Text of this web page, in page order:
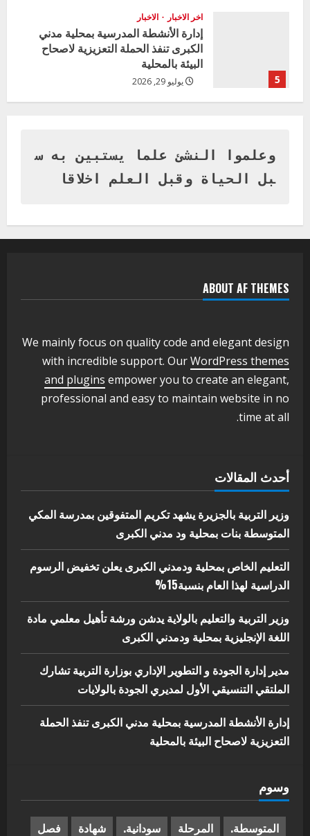
5
اخر الاخبار الاخبار
إدارة الأنشطة المدرسية بمحلية مدني
الكبرى تنفذ الحملة التعزيزية لاصحاح
البيئة بالمحلية
يوليو 29, 2026
بنات بمحلية ود مدني الكبرى
أغسطس 3, 2026
يعلن تخفيض الرسوم الدراسية لهذا العام
بنسبة15%
3
وزير التربية والتعليم بالولاية يدشن ورشة
أغسطس 3, 2026
اخر الاخبار الاخبار
مدير إدارة الجودة و التطوير الإداري
بوزارة التربية تشارك الملتقي التنسيقي
5
البيئة بالمحلية
يوليو 29, 2026
وعلموا النشئ علما يستبين به س
بل الحياة وقبل العلم اخلاقا
ABOUT AF THEMES
We mainly focus on quality code and elegant design
with incredible support. OurWordPress themes
and plugins empower you to create an elegant,
professional and easy to maintain website in no
time at all.
أحدث المقالات
وزير التربية بالجزيرة يشهد تكريم المتفوقين بمدرسة المكي
المتوسطة بنات بمحلية ود مدني الكبرى
التعليم الخاص بمحلية ودمدني الكبرى يعلن تخفيض الرسوم
الدراسية لهذا العام بنسبة15%
وزير التربية والتعليم بالولاية يدشن ورشة تأهيل معلمي مادة
اللغة الإنجليزية بمحلية ودمدني الكبرى
مدير إدارة الجودة و التطوير الإداري بوزارة التربية تشارك
الملتقي التنسيقي الأول لمديري الجودة بالولايات
إدارة الأنشطة المدرسية بمحلية مدني الكبرى تنفذ الحملة
التعزيزية لاصحاح البيئة بالمحلية
وسوم
المتوسطة. المرحلة سودانية. شهادة فصل